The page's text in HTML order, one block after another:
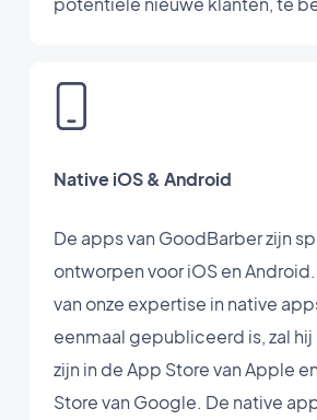
Native iOS & Android
De apps van GoodBarber zijn
ontworpen voor iOS en
van onze expertise in native
eenmaal gepubliceerd is, zal
zijn in de App Store van Apple
Store van Google. De native